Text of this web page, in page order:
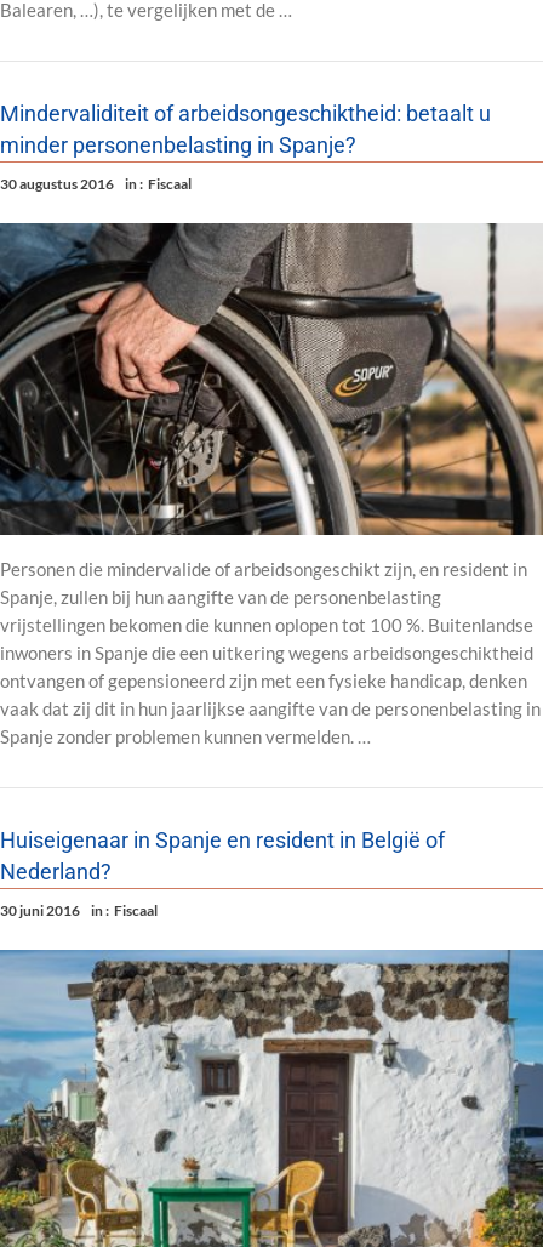
Balearen, …), te vergelijken met de …
Mindervaliditeit of arbeidsongeschiktheid: betaalt u
minder personenbelasting in Spanje?
30 augustus 2016 in : Fiscaal
Personen die mindervalide of arbeidsongeschikt zijn, en resident in
Spanje, zullen bij hun aangifte van de personenbelasting
vrijstellingen bekomen die kunnen oplopen tot 100 %. Buitenlandse
inwoners in Spanje die een uitkering wegens arbeidsongeschiktheid
ontvangen of gepensioneerd zijn met een fysieke handicap, denken
vaak dat zij dit in hun jaarlijkse aangifte van de personenbelasting in
Spanje zonder problemen kunnen vermelden. …
Huiseigenaar in Spanje en resident in België of
Nederland?
30 juni 2016 in : Fiscaal